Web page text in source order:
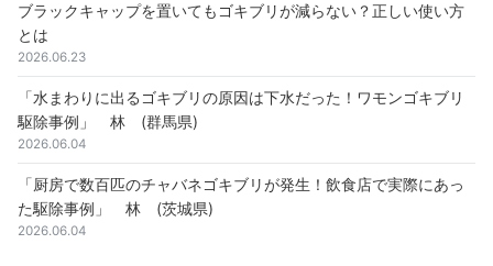
ブラックキャップを置いてもゴキブリが減らない？正しい使い方
とは
2026.06.23
「水まわりに出るゴキブリの原因は下水だった！ワモンゴキブリ
駆除事例」 林 (群馬県)
2026.06.04
「厨房で数百匹のチャバネゴキブリが発生！飲食店で実際にあっ
た駆除事例」 林 (茨城県)
2026.06.04